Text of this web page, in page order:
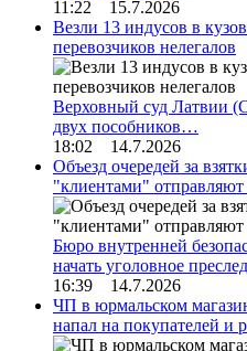
11:22 15.7.2026
Везли 13 индусов в
перевозчиков нелегалов
Верховный суд Латвии
двух пособников…
18:02 14.7.2026
Объезд очередей за
"клиентами" отправляют
Бюро внутренней
начать уголовное
16:39 14.7.2026
ЧП в юрмальском
напал на покупателей и